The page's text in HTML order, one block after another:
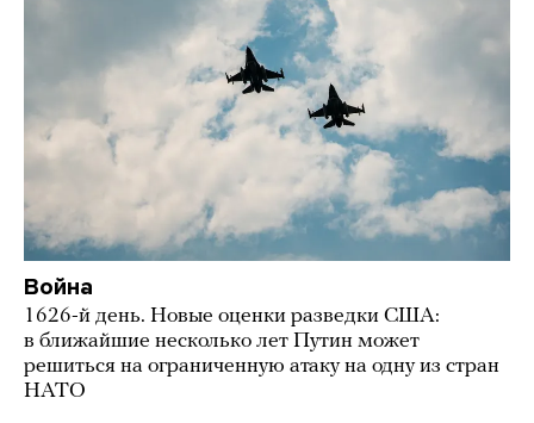
Война
1626-й день. Новые оценки разведки США:
в ближайшие несколько лет Путин может
решиться на ограниченную атаку на одну из стран
НАТО